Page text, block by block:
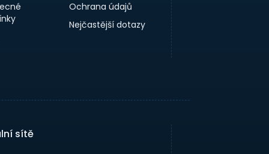
Ochrana údajů
Nejčastější dotazy
sítě